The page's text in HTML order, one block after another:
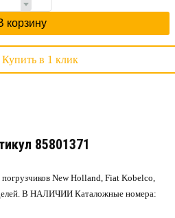
корзину
Купить в 1 клик
85801371
погрузчиков New Holland, Fiat Kobelco,
В НАЛИЧИИ Каталожные номера: